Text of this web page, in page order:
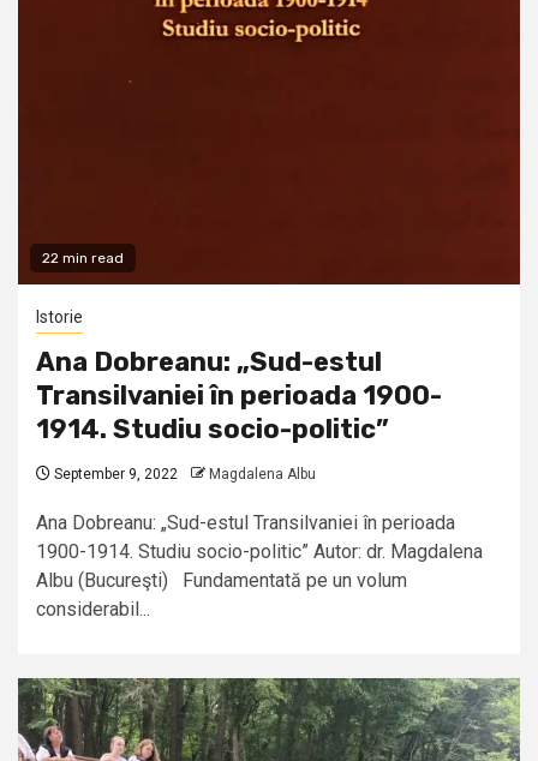
22 min read
Istorie
Ana Dobreanu: „Sud-estul
Transilvaniei în perioada 1900-
1914. Studiu socio-politic”
September 9, 2022 Magdalena Albu
Ana Dobreanu: „Sud-estul Transilvaniei în perioada
1900-1914. Studiu socio-politic” Autor: dr. Magdalena
Albu (Bucureşti) Fundamentată pe un volum
considerabil...